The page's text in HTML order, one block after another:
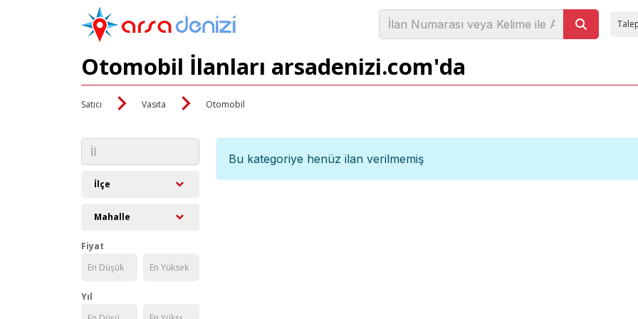
Otomobil İlanları arsadenizi.com'da
Satıcı Vasıta Otomobil
İlçe
Mahalle
Fiyat
Yıl
Bu kategoriye henüz ilan verilmemiş